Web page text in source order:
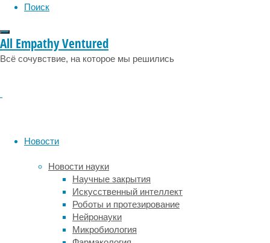
Поиск
All Empathy Ventured
Всё сочувствие, на которое мы решились
Новости
Новости науки
Научные закрытия
Искусственный интеллект
Роботы и протезирование
Нейронауки
Микробиология
аутизма
и
аутистического
Число
поставленных
диагнозов
«аутизм»,